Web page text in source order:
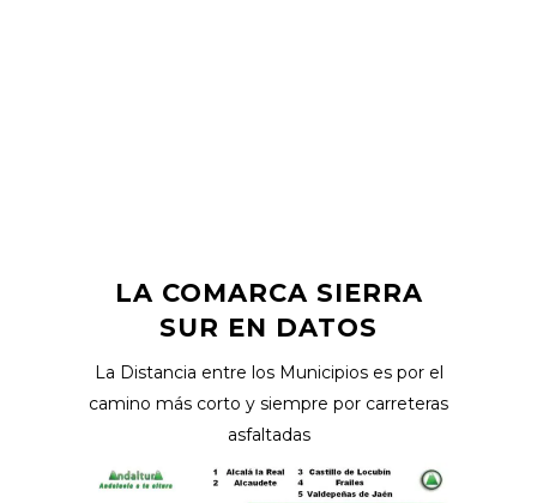
LA COMARCA SIERRA
SUR EN DATOS
La Distancia entre los Municipios es por el
camino más corto y siempre por carreteras
asfaltadas